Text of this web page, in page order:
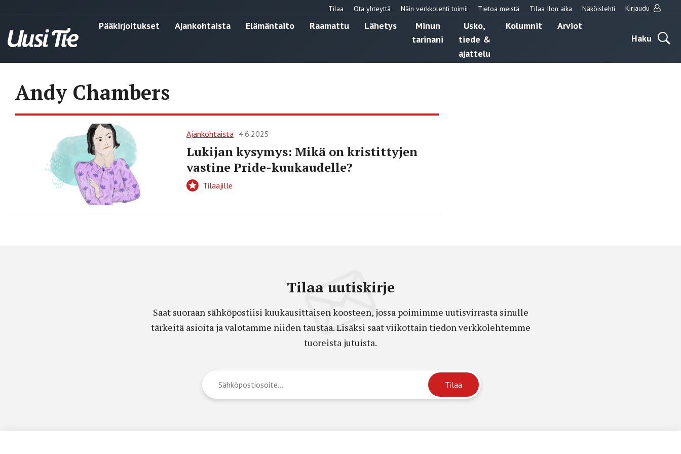
Tilaa Ota yhteyttä Näin verkkolehti toimii Tietoa meistä Tilaa Ilon aika Näköislehti Kirjaudu
Pääkirjoitukset Ajankohtaista Elämäntaito Raamattu Lähetys
Minun
tarinani
Usko,
tiede &
ajattelu
Kolumnit
Arviot
Haku
Andy Chambers
Ajankohtaista 4.6.2025
Lukijan kysymys: Mikä on kristittyjen
vastine Pride-kuukaudelle?
Tilaajille
Tilaa uutiskirje
Saat suoraan sähköpostiisi kuukausittaisen koosteen, jossa poimimme uutisvirrasta sinulle
tärkeitä asioita ja valotamme niiden taustaa. Lisäksi saat viikottain tiedon verkkolehtemme
tuoreista jutuista.